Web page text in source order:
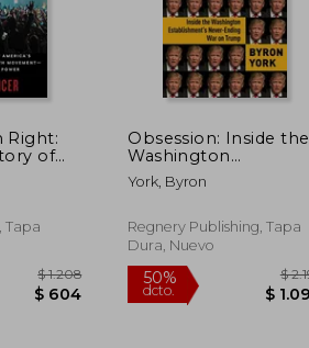
$ 1.987
$ 993
50%
dcto.
Right:
of
Power
Tapa
Obsession: Inside the
Washington
Establishment's
Never-Ending war on
York, Byron
Regnery Publishing, Tapa
Dura, Nuevo